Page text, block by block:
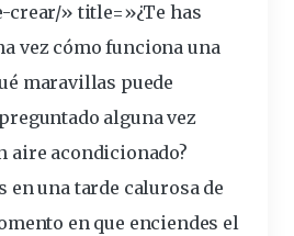
crear/» title=»¿Te has
vez cómo funciona una
maravillas puede
alguna vez
aire acondicionado?
en una tarde calurosa de
en que enciendes el